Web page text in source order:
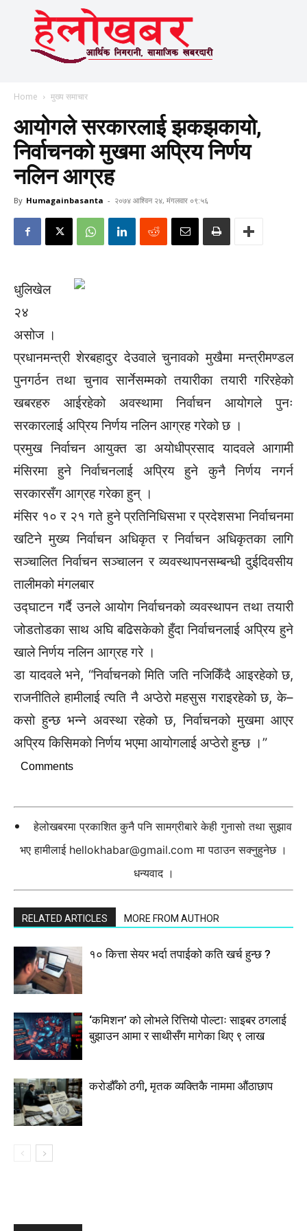
Home मुख्य समाचार
आयोगले सरकारलाई झकझकायो,
निर्वाचनको मुखमा अप्रिय निर्णय
नलिन आग्रह
By Humagainbasanta - २०७४ आश्विन २४, मंगलवार ०९:५६
धुलिखेल
२४
असोज ।
प्रधानमन्त्री शेरबहादुर देउवाले चुनावको मुखैमा मन्त्रीमण्डल
पुनगर्ठन तथा चुनाव सार्नेसम्मको तयारीका तयारी गरिरहेको
खबरहरु आईरहेको अवस्थामा निर्वाचन आयोगले पुनः
सरकारलाई अप्रिय निर्णय नलिन आग्रह गरेको छ ।
प्रमुख निर्वाचन आयुक्त डा अयोधीप्रसाद यादवले आगामी
मंसिरमा हुने निर्वाचनलाई अप्रिय हुने कुनै निर्णय नगर्न
सरकारसँग आग्रह गरेका हुन् ।
मंसिर १० र २१ गते हुने प्रतिनिधिसभा र प्रदेशसभा निर्वाचनमा
खटिने मुख्य निर्वाचन अधिकृत र निर्वाचन अधिकृतका लागि
सञ्चालित निर्वाचन सञ्चालन र व्यवस्थापनसम्बन्धी दुईदिवसीय
तालीमको मंगलबार
उद्घाटन गर्दै उनले आयोग निर्वाचनको व्यवस्थापन तथा तयारी
जोडतोडका साथ अघि बढिसकेको हुँदा निर्वाचनलाई अप्रिय हुने
खाले निर्णय नलिन आग्रह गरे ।
डा यादवले भने, “निर्वाचनको मिति जति नजिकिँदै आइरहेको छ,
राजनीतिले हामीलाई त्यति नै अप्ठेरो महसुस गराइरहेको छ, के–
कसो हुन्छ भन्ने अवस्था रहेको छ, निर्वाचनको मुखमा आएर
अप्रिय किसिमको निर्णय भएमा आयोगलाई अप्ठेरो हुन्छ ।”
Comments
हेलोखबरमा प्रकाशित कुनै पनि सामग्रीबारे केही गुनासो तथा सुझाव
भए हामीलाई hellokhabar@gmail.com मा पठाउन सक्नुहुनेछ ।
धन्यवाद ।
RELATED ARTICLES MORE FROM AUTHOR
१० कित्ता सेयर भर्दा तपाईको कति खर्च हुन्छ ?
‘कमिशन’ को लोभले रित्तियो पोल्टाः साइबर ठगलाई
बुझाउन आमा र साथीसँग मागेका थिए ९ लाख
करोडौँको ठगी, मृतक व्यक्तिकै नाममा औंठाछाप